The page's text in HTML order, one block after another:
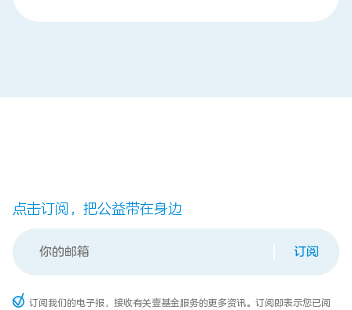
点击订阅，把公益带在身边
订阅
订阅我们的电子报，接收有关壹基金服务的更多资讯。订阅即表示您已阅